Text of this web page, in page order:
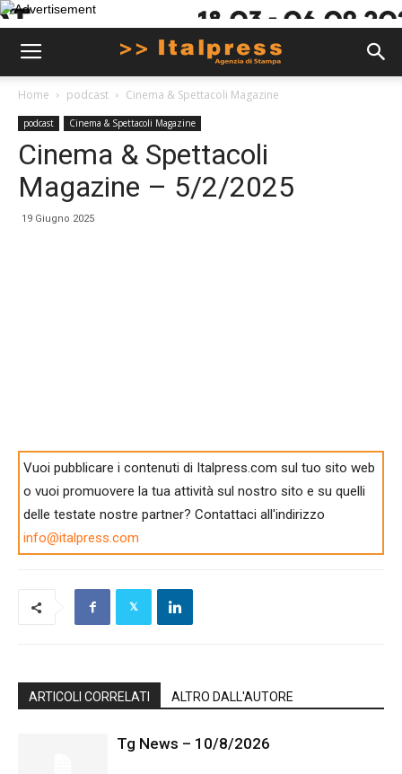
Home podcast Cinema & Spettacoli Magazine
podcast Cinema & Spettacoli Magazine
Cinema & Spettacoli
Magazine – 5/2/2025
19 Giugno 2025
Vuoi pubblicare i contenuti di Italpress.com sul tuo sito web
o vuoi promuovere la tua attività sul nostro sito e su quelli
delle testate nostre partner? Contattaci all'indirizzo
info@italpress.com
ARTICOLI CORRELATI ALTRO DALL'AUTORE
Tg News – 10/8/2026